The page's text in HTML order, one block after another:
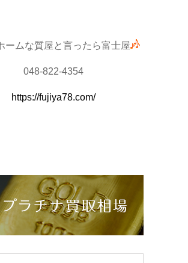
ームな質屋と言ったら富士屋
048-822-4354
https://fujiya78.com/